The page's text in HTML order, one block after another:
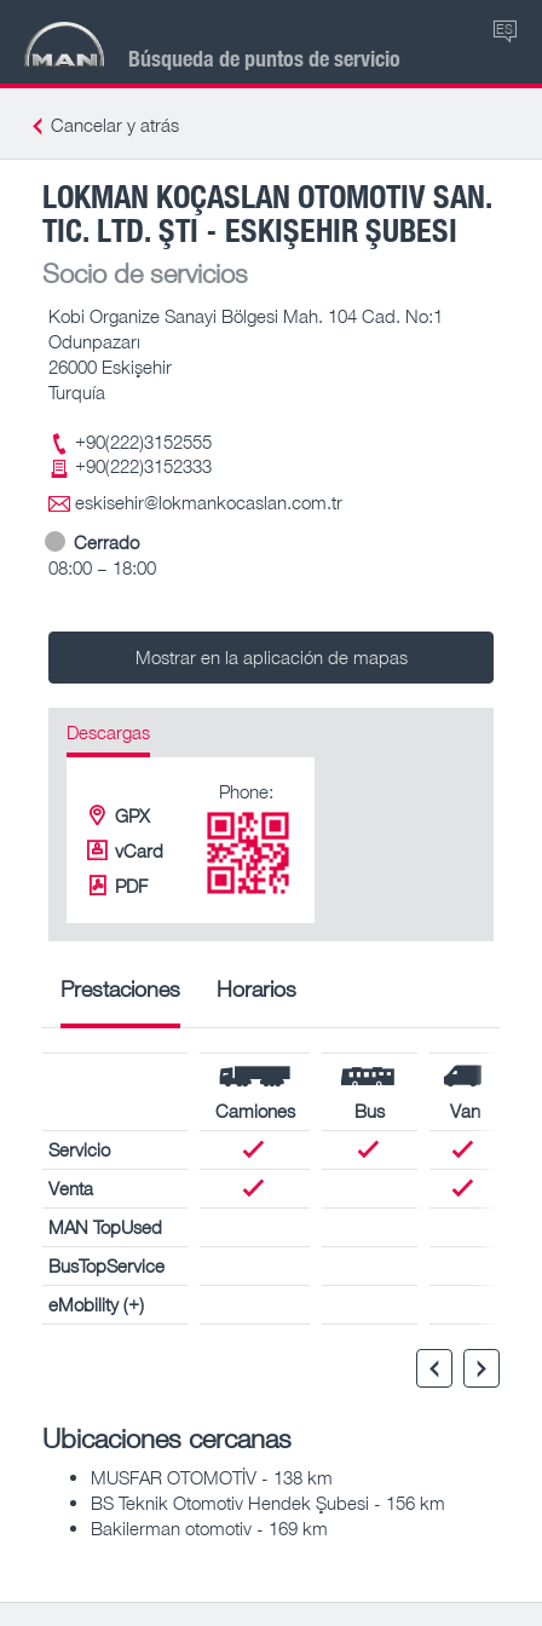
Búsqueda de puntos de servicio
ES
Cancelar y atrás
LOKMAN KOÇASLAN OTOMOTIV SAN.
TIC. LTD. ŞTI - ESKIŞEHIR ŞUBESI
Socio de servicios
Kobi Organize Sanayi Bölgesi Mah. 104 Cad. No:1
Odunpazarı
26000 Eskişehir
Turquía
+90(222)3152555
+90(222)3152333
eskisehir@lokmankocaslan.com.tr
Cerrado
08:00 – 18:00
Mostrar en la aplicación de mapas
Descargas
GPX
vCard
PDF
Phone:
Prestaciones Horarios
Camiones Bus
Van
Servicio
Venta
MAN TopUsed
BusTopService
eMobility (+)
Ubicaciones cercanas
MUSFAR OTOMOTİV - 138 km
BS Teknik Otomotiv Hendek Şubesi - 156 km
Bakilerman otomotiv - 169 km